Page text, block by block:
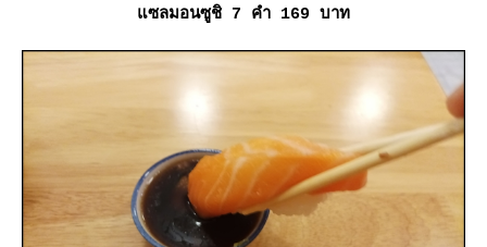
ซลมอนซูชิ 7 คำ 169 บาท